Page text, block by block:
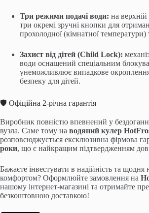
Три режими подачі води: на верхній
три окремі зручні кнопки для
прохолодної (кімнатної
Захист від дітей (Child Lock):
води оснащений спеціальним
унеможливлює випадкове
безпеку для дітей.
🛡️ Офіційна 2-річна гарантія
Виробник повністю впевнений у
вузла. Саме тому на водяний кулер
розповсюджується ексклюзивна фірмова
роки, що є найкращим підтвердженням
Бажаєте інвестувати в надійність та щодня
комфортом? Оформлюйте замовлення на
нашому інтернет-магазині та отримайте
безкоштовною доставкою!